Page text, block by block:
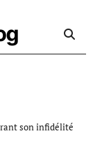
son infidélité